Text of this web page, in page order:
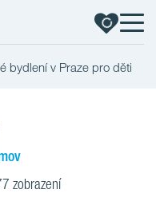
bydlení v Praze pro děti
zobrazení